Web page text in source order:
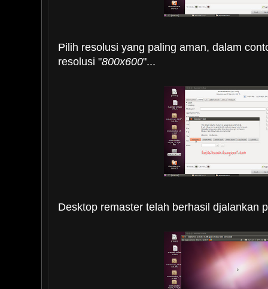
Pilih resolusi yang paling aman, dalam
resolusi "800x600"...
Desktop remaster telah berhasil djalankan